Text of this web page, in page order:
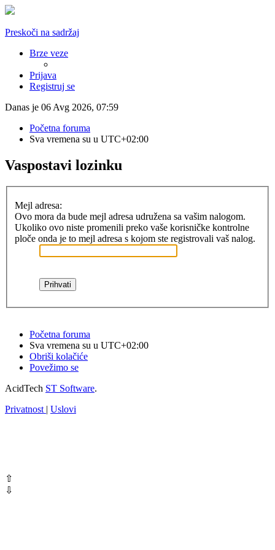
Preskoči na sadržaj
Brze veze
Prijava
Registruj se
Danas je 06 Avg 2026, 07:59
Početna foruma
Sva vremena su u UTC+02:00
Vaspostavi lozinku
Mejl adresa:
Ovo mora da bude mejl adresa udružena sa vašim nalogom.
Ukoliko ovo niste promenili preko vaše korisničke kontrolne
ploče onda je to mejl adresa s kojom ste registrovali vaš nalog.
Početna foruma
Sva vremena su u UTC+02:00
Obriši kolačiće
Povežimo se
AcidTech ST Software.
Privatnost | Uslovi
⇧
⇩